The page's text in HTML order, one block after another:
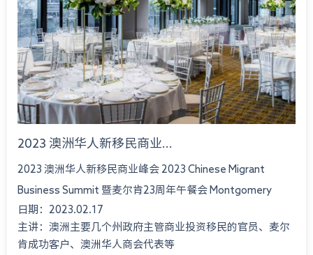
2023 澳洲华人新移民商业...
2023 澳洲华人新移民商业峰会 2023 Chinese Migrant
Business Summit 暨麦尔肯23周年午餐会 Montgomery
International Consultant 23rd An...
日期：2023.02.17
主讲：澳洲主要几个州政府主管商业投资移民的官员、麦尔
肯成功客户、澳洲华人商会代表等